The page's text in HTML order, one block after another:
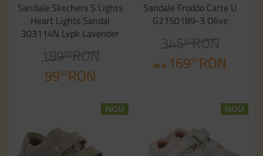
Sandale Skechers S Lights
Heart Lights Sandal
303114N Lvpk Lavender
189 90RON
9990RON
Sandale Froddo Carte U
G2150189-3 Olive
345 61RON
de la 16990RON
NOU NOU